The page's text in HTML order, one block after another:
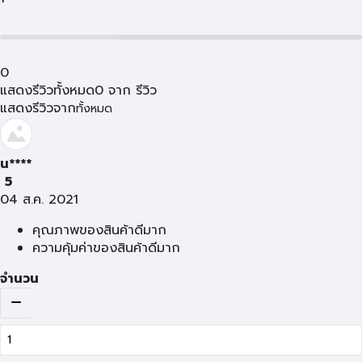
0
แสดงรีวิวทั้งหมด0 จาก รีวิว
แสดงรีวิวจากทั้งหมด
น****
5
04 ส.ค. 2021
คุณภาพของสินค้าดีมาก
ความคุ้มค่าของสินค้าดีมาก
จำนวน